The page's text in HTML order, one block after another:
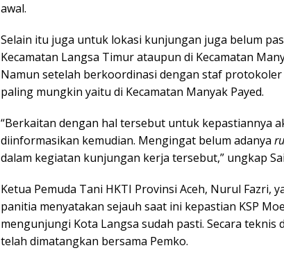
awal.
Selain itu juga untuk lokasi kunjungan juga belum
Kecamatan Langsa Timur ataupun di Kecamatan
Namun setelah berkoordinasi dengan staf protokoler
paling mungkin yaitu di Kecamatan Manyak Payed.
“Berkaitan dengan hal tersebut untuk kepastiannya
diinformasikan kemudian. Mengingat belum adanya
dalam kegiatan kunjungan kerja tersebut,” ungkap
Ketua Pemuda Tani HKTI Provinsi Aceh, Nurul Fazri,
panitia menyatakan sejauh saat ini kepastian KSP
mengunjungi Kota Langsa sudah pasti. Secara teknis
telah dimatangkan bersama Pemko.